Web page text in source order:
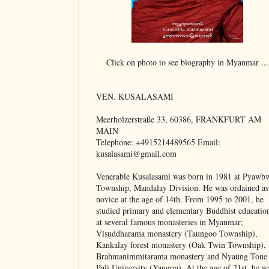
Click on photo to see biography in Myanmar ...
VEN. KUSALASAMI
Meerholzerstraße 33, 60386, FRANKFURT AM
MAIN
Telephone: +4915214489565 Email:
kusalasami@gmail.com
Venerable Kusalasami was born in 1981 at
Township, Mandalay Division. He was ordained
novice at the age of 14th. From 1995 to 2001, he
studied primary and elementary Buddhist
at several famous monasteries in Myanmar;
Visuddharama monastery (Taungoo Township),
Kankalay forest monastery (Oak Twin Township),
Brahmanimmitarama monastery and Nyaung Tone